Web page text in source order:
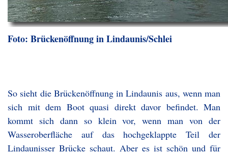
Foto: Brückenöffnung in Lindaunis/Schlei
So sieht die Brückenöffnung in Lindaunis aus, wenn man
sich mit dem Boot quasi direkt davor befindet. Man
kommt sich dann so klein vor, wenn man von der
Wasseroberfläche auf das hochgeklappte Teil der
Lindaunisser Brücke schaut. Aber es ist schön und für